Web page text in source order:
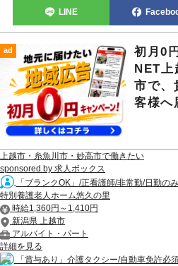
LINE
ad
初月0
NET上
市で、
客様へ
上越市・糸魚川市・妙高市で働きたい
sponsored by 求人ボックス
「ブランクOK」/正看護師/非常勤/日勤の
特別養護老人ホーム悠久の里
時給1,360円～1,410円
新潟県 上越市
アルバイト・パート
詳細を見る
「賞与あり」介護タクシー/自動車免許必